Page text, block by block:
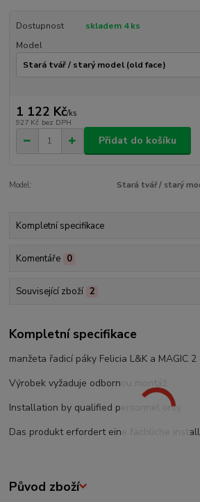
Dostupnost
skladem 4 ks
Model
1 122 Kč/ks
927 Kč bez DPH
Přidat do košíku
Model: Stará tvář / starý
Kompletní specifikace
Komentáře 0
Související zboží 2
Kompletní specifikace
manžeta řadicí páky Felicia L&K a MAGIC
Výrobek vyžaduje odbornou montáž.
Installation by qualified personnel only.
Das produkt erfordert eine fachliche
Původ zboží